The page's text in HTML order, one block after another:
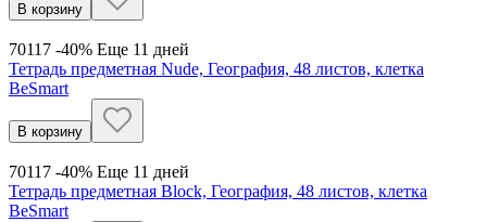
В корзину
70117 -40% Еще 11 дней
Тетрадь предметная Nude, География, 48 листов, клетка
BeSmart
В корзину
70117 -40% Еще 11 дней
Тетрадь предметная Block, География, 48 листов, клетка
BeSmart